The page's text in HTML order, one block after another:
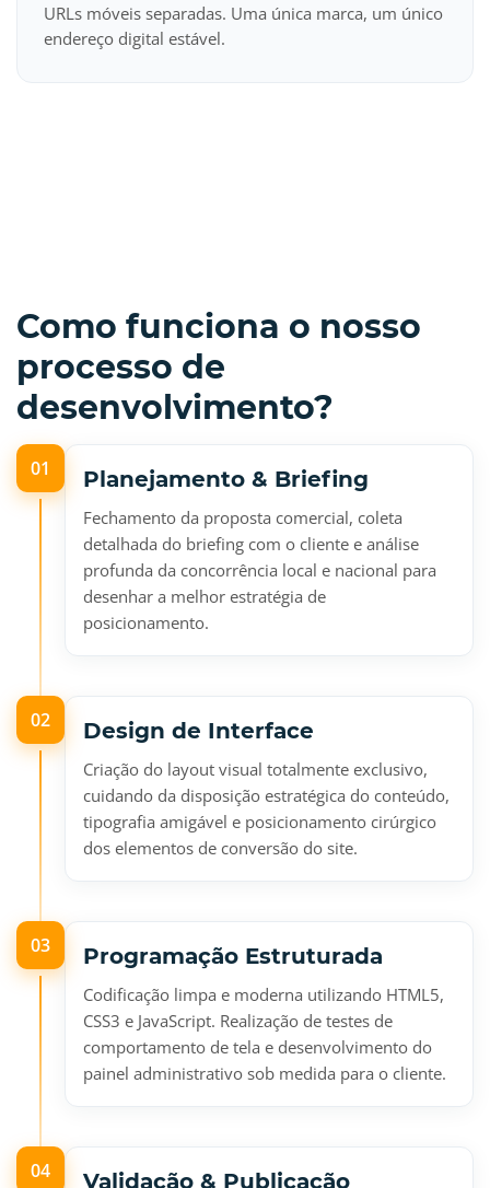
URLs móveis separadas. Uma única marca, um único
endereço digital estável.
Como funciona o nosso
processo de
desenvolvimento?
01 Planejamento & Briefing
Fechamento da proposta comercial, coleta
detalhada do briefing com o cliente e análise
profunda da concorrência local e nacional para
desenhar a melhor estratégia de
posicionamento.
02 Design de Interface
Criação do layout visual totalmente exclusivo,
cuidando da disposição estratégica do conteúdo,
tipografia amigável e posicionamento cirúrgico
dos elementos de conversão do site.
03 Programação Estruturada
Codificação limpa e moderna utilizando HTML5,
CSS3 e JavaScript. Realização de testes de
comportamento de tela e desenvolvimento do
painel administrativo sob medida para o cliente.
04 Validação & Publicação